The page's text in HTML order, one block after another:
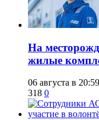
​На
жилые
06 августа в 20:59
318 0